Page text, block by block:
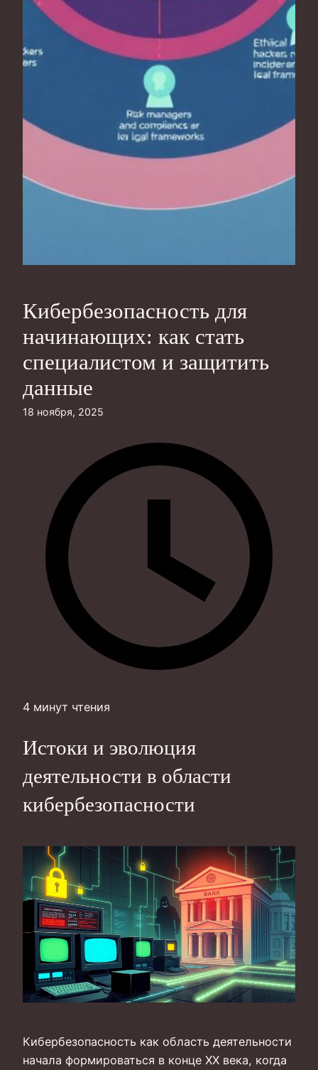
Кибербезопасность для
начинающих: как стать
специалистом и защитить
данные
18 ноября, 2025
4 минут чтения
Истоки и эволюция
деятельности в области
кибербезопасности
Кибербезопасность как область деятельности
начала формироваться в конце XX века, когда